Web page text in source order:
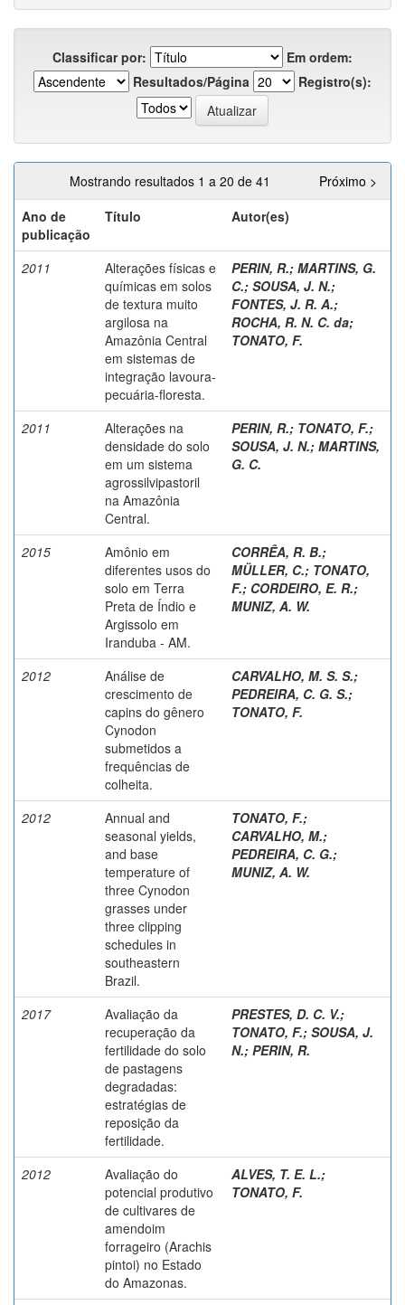
Classificar por:
Em ordem:
Resultados/Página
Registro(s):
Mostrando resultados 1 a 20 de 41
Próximo >
Ano de
publicação
Título Autor(es)
2011
Alterações físicas e
químicas em solos
de textura muito
argilosa na
Amazônia Central
em sistemas de
integração lavoura-
pecuária-floresta.
PERIN, R.; MARTINS, G.
C.; SOUSA, J. N.;
FONTES, J. R. A.;
ROCHA, R. N. C. da;
TONATO, F.
2011
Alterações na
densidade do solo
em um sistema
agrossilvipastoril
na Amazônia
Central.
PERIN, R.; TONATO, F.;
SOUSA, J. N.; MARTINS,
G. C.
2015
Amônio em
diferentes usos do
solo em Terra
Preta de Índio e
Argissolo em
Iranduba - AM.
CORRÊA, R. B.;
MÜLLER, C.; TONATO,
F.; CORDEIRO, E. R.;
MUNIZ, A. W.
2012
Análise de
crescimento de
capins do gênero
Cynodon
submetidos a
frequências de
colheita.
CARVALHO, M. S. S.;
PEDREIRA, C. G. S.;
TONATO, F.
2012
Annual and
seasonal yields,
and base
temperature of
three Cynodon
grasses under
three clipping
schedules in
southeastern
Brazil.
TONATO, F.;
CARVALHO, M.;
PEDREIRA, C. G.;
MUNIZ, A. W.
2017
Avaliação da
recuperação da
fertilidade do solo
de pastagens
degradadas:
estratégias de
reposição da
fertilidade.
PRESTES, D. C. V.;
TONATO, F.; SOUSA, J.
N.; PERIN, R.
2012
Avaliação do
potencial produtivo
de cultivares de
amendoim
forrageiro (Arachis
pintoi) no Estado
do Amazonas.
ALVES, T. E. L.;
TONATO, F.